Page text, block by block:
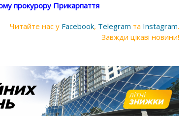
прокурору Прикарпаття
Читайте нас у Facebook, Telegram та Instagram.
Завжди цікаві новини!